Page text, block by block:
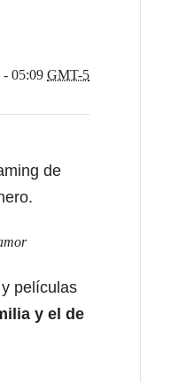
- 05:09 GMT-5
de
películas
y el de